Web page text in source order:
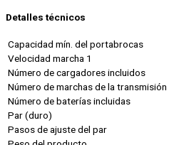
Detalles técnicos
Capacidad mín. del portabrocas
Velocidad marcha 1
Número de cargadores incluidos
Número de marchas de la transmisión
Número de baterías incluidas
Par (duro)
Pasos de ajuste del par